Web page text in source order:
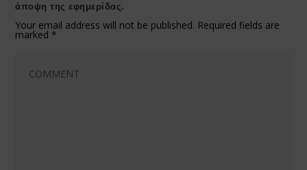
άποψη της εφημερίδας.
Your email address will not be published. Required fields are
marked *